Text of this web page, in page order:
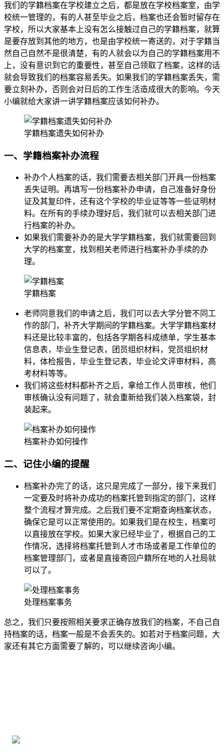
我们的学籍档案在学校建立之后，都是放在学校档案室，由学
校统一管理的，有的人甚至毕业之后，档案也还会暂时留存在
学校，所以大家基本上没有怎么接触过自己的学籍档案，就算
是要存放到其他的地方，也是由学校统一寄送的，对于学籍当
然自己自然不是很清楚，有的人就会以为自己的学籍档案用不
上，没有意识到它的重要性，甚至自己领取了档案，这样的话
就会导致我们的档案容易丢失。如果我们的学籍档案丢失，需
要立刻补办，否则会对日后的工作生活造成很大的影响。今天
小编就给大家讲一讲学籍档案应该如何补办。
学籍档案遗失如何补办
一、学籍档案补办流程
补办个人档案的话，我们需要去相关部门开具一份档案
丢失证明。再填写一份档案补办申请，自己准备好身份
证及其复印件，还有这个学校的毕业证等等一些证明材
料。在所有的手续办理好后，我们就可以去相关部门进
行档案的补办。
如果我们需要补办的是大学学籍档案，我们就需要回到
大学的档案室，找到相关老师进行档案补办手续的办
理。
学籍档案
老师同意我们的申请之后，我们可以去大学分管不同工
作的部门，补齐大学期间的学籍档案。大学学籍档案材
料还是比较丰富的，包括各学期各科成绩单，学生基本
信息表，毕业生登记表，团员组织材料，党员组织材
料，体检报告，毕业生登记表，毕业论文评审材料，高
考材料等等。
我们将这些材料都补齐之后，拿给工作人员审核，他们
审核确认没有问题了，就会重新给我们装入档案袋，封
装起来。
档案补办如何操作
二、记住小编的提醒
档案补办完了的话，这只是完成了一部分，接下来我们
一定要及时将补办成功的档案托管到指定的部门，这样
整个流程才算完成。之后我们要不定期查询档案状态，
确保它是可以正常使用的。如果我们是在校生，档案可
以直接放在学校。如果大家已经毕业了，根据自己的工
作情况，选择将档案托管到人才市场或者是工作单位的
档案管理部门，或者是直接寄回户籍所在地的人社局就
可以了。
处理档案事务
总之，我们只要按照相关要求正确存放我们的档案，不自己自
持档案的话，档案一般是不会丢失的。如若对于档案问题，大
家还有其它方面需要了解的，可以继续咨询小编。